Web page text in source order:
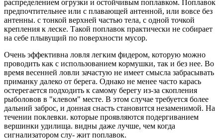
распределением огрузки и остойчивым поплавком. Поплавок
предпочтительнее или с плавающей антенной, или вовсе без
антенны. с тонкой верхней частью тела, с одной точкой
крепления к леске. Такой поплавок практически не собирает
на себе плывущий по поверхности мусор.
Очень эффективна ловля легким фидером, которую можно
проводить как с использованием кормушки, так и без нее. Во
время весенней ловли зачастую не имеет смысла забрасывать
приманку далеко от берега. Однако не менее часто карась
остерегается подходить к самому берегу из-за скопления
рыболовов в "клевом" месте. В этом случае требуется более
дальний заброс, и донная снасть становится незаменимой. На
течении поклевки. которые проявляются подергиванием
вершинки удилища. видны даже лучше, чем когда
сигнализатором слу- жит поплавок.